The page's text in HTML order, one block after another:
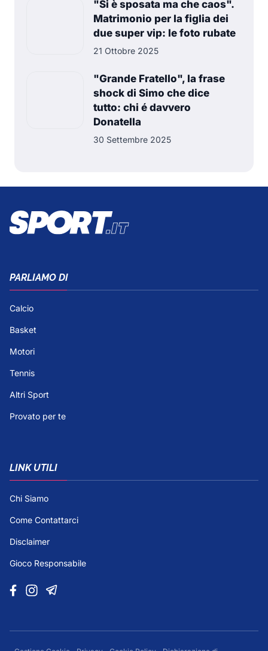
"Si è sposata ma che caos".
Matrimonio per la figlia dei
due super vip: le foto rubate
21 Ottobre 2025
"Grande Fratello", la frase
shock di Simo che dice
tutto: chi é davvero
Donatella
30 Settembre 2025
PARLIAMO DI
Calcio
Basket
Motori
Tennis
Altri Sport
Provato per te
LINK UTILI
Chi Siamo
Come Contattarci
Disclaimer
Gioco Responsabile